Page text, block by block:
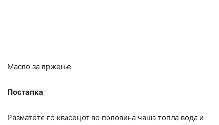
Масло за пржење
Постапка:
Разматете го квасецот во половина чаша топла вода и